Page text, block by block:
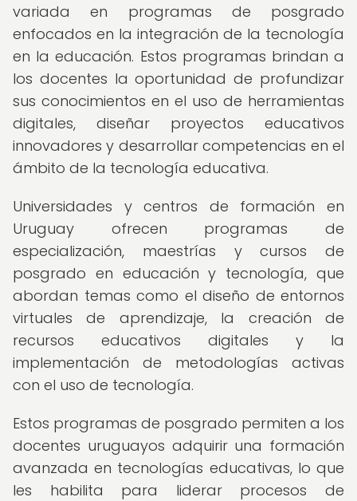
variada en programas de posgrado
enfocados en la integración de la tecnología
en la educación. Estos programas brindan a
los docentes la oportunidad de profundizar
sus conocimientos en el uso de herramientas
digitales, diseñar proyectos educativos
innovadores y desarrollar competencias en el
ámbito de la tecnología educativa.
Universidades y centros de formación en
Uruguay ofrecen programas de
especialización, maestrías y cursos de
posgrado en educación y tecnología, que
abordan temas como el diseño de entornos
virtuales de aprendizaje, la creación de
recursos educativos digitales y la
implementación de metodologías activas
con el uso de tecnología.
Estos programas de posgrado permiten a los
docentes uruguayos adquirir una formación
avanzada en tecnologías educativas, lo que
les habilita para liderar procesos de